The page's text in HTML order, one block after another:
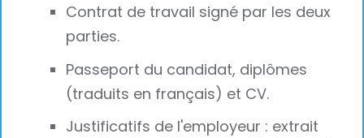
Contrat de travail signé par les deux
parties.
Passeport du candidat, diplômes
(traduits en français) et CV.
Justificatifs de l'employeur : extrait